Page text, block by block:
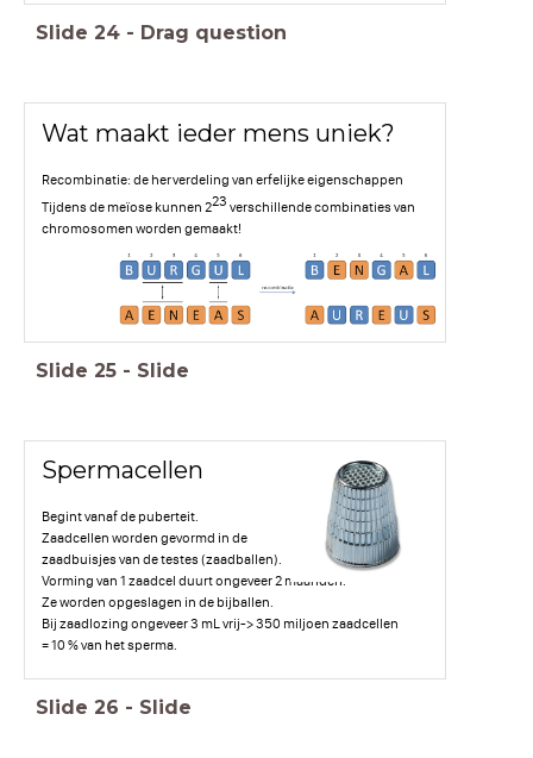
Slide 24 - Drag question
Wat maakt ieder mens uniek?
Recombinatie: de herverdeling van erfelijke eigenschappen
Tijdens de meïose kunnen 223 verschillende combinaties van
chromosomen worden gemaakt!
Slide 25 - Slide
Spermacellen
Begint vanaf de puberteit.
Zaadcellen worden gevormd in de
zaadbuisjes van de testes (zaadballen).
Vorming van 1 zaadcel duurt ongeveer 2 maanden.
Ze worden opgeslagen in de bijballen.
Bij zaadlozing ongeveer 3 mL vrij-> 350 miljoen zaadcellen
= 10 % van het sperma.
Slide 26 - Slide